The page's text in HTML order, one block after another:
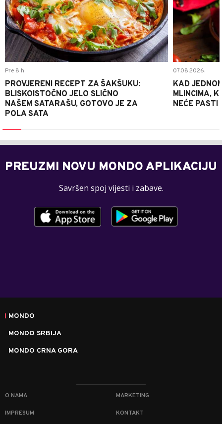
Pre 8 h
PROVJERENI RECEPT ZA ŠAKŠUKU:
BLISKOISTOČNO JELO SLIČNO
NAŠEM SATARAŠU, GOTOVO JE ZA
POLA SATA
07.08.2026.
KAD
MLINCIMA,
NEĆE PASTI
PREUZMI NOVU MONDO APLIKACIJU
Savršen spoj vijesti i zabave.
MONDO
MONDO SRBIJA
MONDO CRNA GORA
O NAMA MARKETING
IMPRESUM KONTAKT